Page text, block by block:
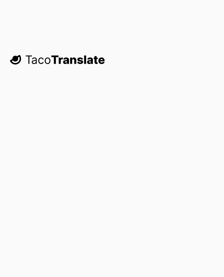
TacoTranslate